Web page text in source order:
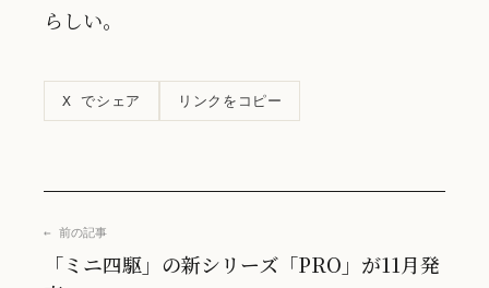
らしい。
X でシェア リンクをコピー
← 前の記事
「ミニ四駆」の新シリーズ「PRO」が11月発